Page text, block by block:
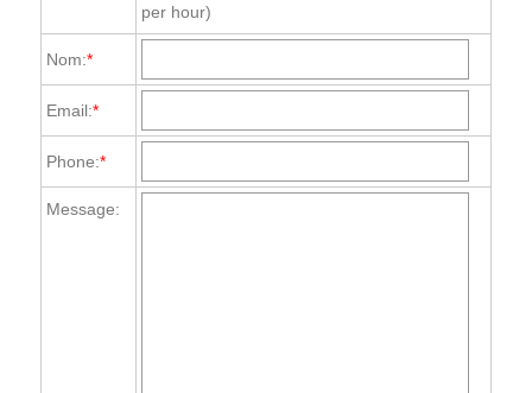
per hour)
Nom:*
Email:*
Phone:*
Message: